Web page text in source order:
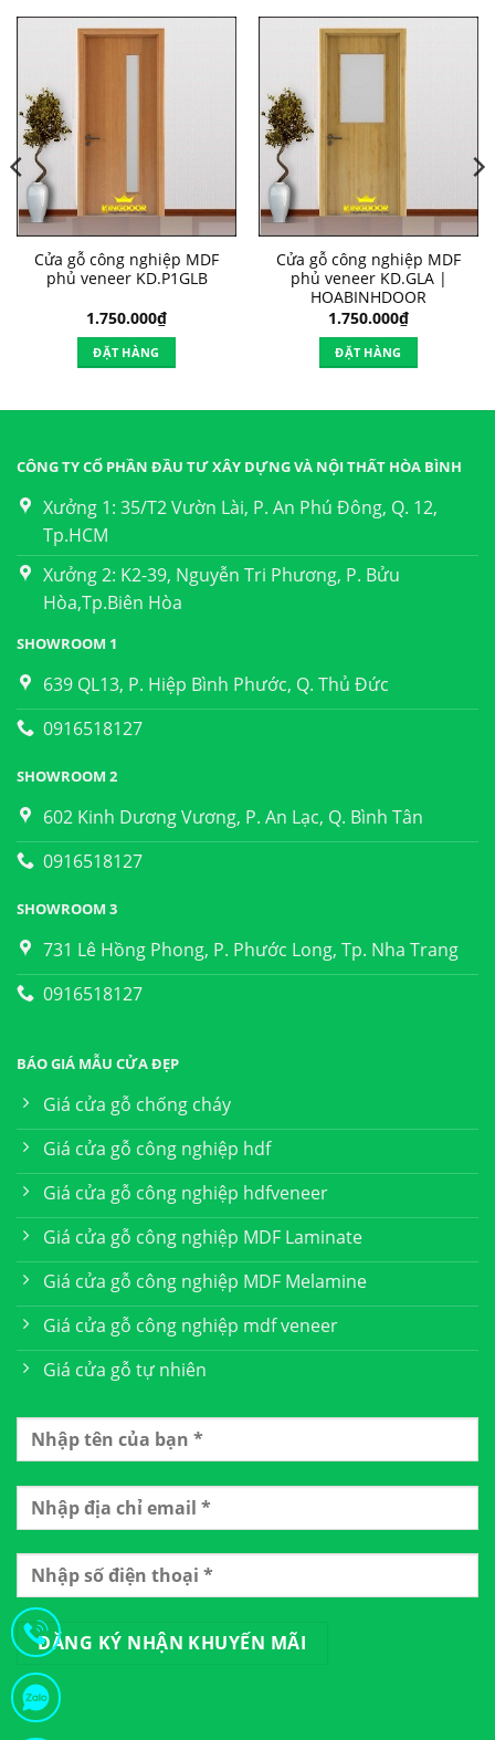
Cửa gỗ công nghiệp MDF
phủ veneer KD.P1GLB
1.750.000₫
ĐẶT HÀNG
Cửa gỗ công nghiệp MDF
phủ veneer KD.GLA |
HOABINHDOOR
1.750.000₫
ĐẶT HÀNG
CÔNG TY CỔ PHẦN ĐẦU TƯ XÂY DỰNG VÀ NỘI THẤT HÒA BÌNH
Xưởng 1: 35/T2 Vườn Lài, P. An Phú Đông, Q. 12,
Tp.HCM
Xưởng 2: K2-39, Nguyễn Tri Phương, P. Bửu
Hòa,Tp.Biên Hòa
SHOWROOM 1
639 QL13, P. Hiệp Bình Phước, Q. Thủ Đức
0916518127
SHOWROOM 2
602 Kinh Dương Vương, P. An Lạc, Q. Bình Tân
0916518127
SHOWROOM 3
731 Lê Hồng Phong, P. Phước Long, Tp. Nha Trang
0916518127
BÁO GIÁ MẪU CỬA ĐẸP
Giá cửa gỗ chống cháy
Giá cửa gỗ công nghiệp hdf
Giá cửa gỗ công nghiệp hdfveneer
Giá cửa gỗ công nghiệp MDF Laminate
Giá cửa gỗ công nghiệp MDF Melamine
Giá cửa gỗ công nghiệp mdf veneer
Giá cửa gỗ tự nhiên